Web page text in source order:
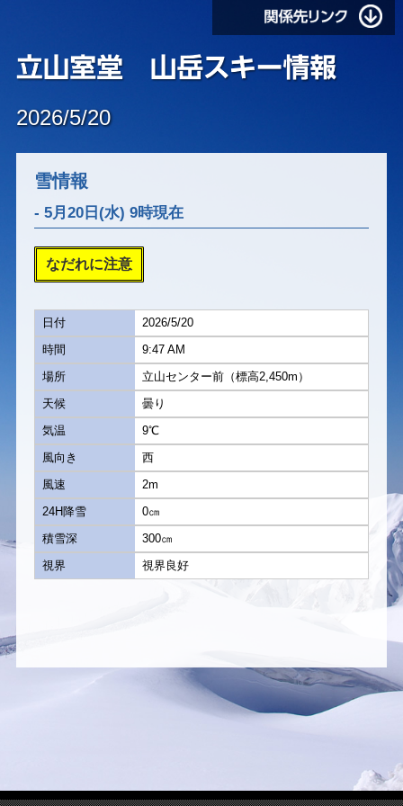
2026/5/20
雪情報
- 5月20日(水) 9時現在
なだれに注意
日付
2026/5/20
時間
9:47 AM
場所
立山センター前（標高2,450m）
天候
曇り
気温
9℃
風向き
西
風速
2m
24H降雪
0㎝
積雪深
300㎝
視界
視界良好